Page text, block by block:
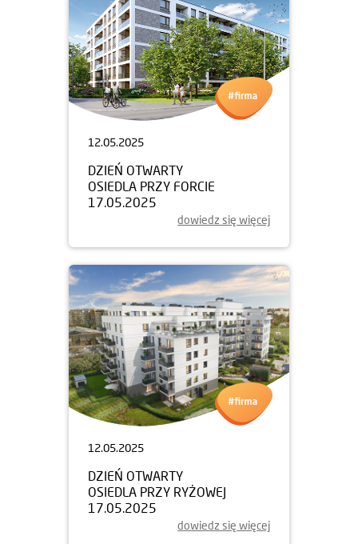
12.05.2025
DZIEŃ OTWARTY
OSIEDLA PRZY FORCIE
17.05.2025
dowiedz się więcej
12.05.2025
DZIEŃ OTWARTY
OSIEDLA PRZY RYŻOWEJ
17.05.2025
dowiedz się więcej